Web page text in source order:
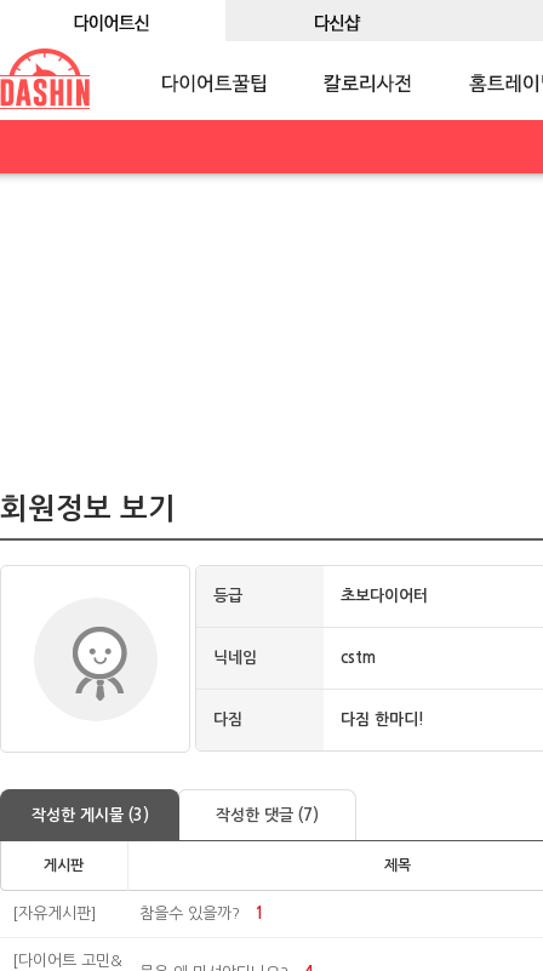
회원정보 보기
등급 초보다이어터
닉네임 cstm
다짐 다짐 한마디!
작성한 게시물 (3) 작성한 댓글 (7)
게시판 제목
[자유게시판] 참을수 있을까? 1
[다이어트 고민&